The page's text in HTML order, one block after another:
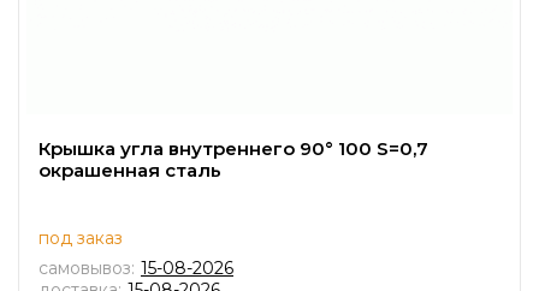
Крышка угла внутреннего 90° 100 S=0,7
окрашенная сталь
под заказ
самовывоз: 15-08-2026